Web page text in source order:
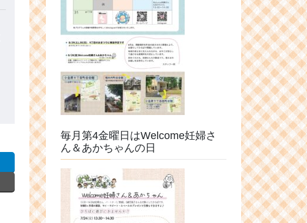
毎月第4金曜日はWelcome妊婦さ
ん＆あかちゃんの日